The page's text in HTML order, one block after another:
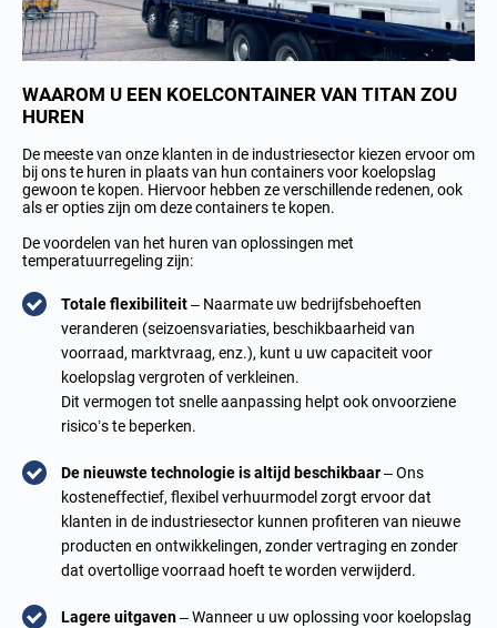
WAAROM U EEN KOELCONTAINER VAN TITAN ZOU
HUREN
De meeste van onze klanten in de industriesector kiezen ervoor om
bij ons te huren in plaats van hun containers voor koelopslag
gewoon te kopen. Hiervoor hebben ze verschillende redenen, ook
als er opties zijn om deze containers te kopen.
De voordelen van het huren van oplossingen met
temperatuurregeling zijn:
Totale flexibiliteit– Naarmate uw bedrijfsbehoeften
veranderen (seizoensvariaties, beschikbaarheid van
voorraad, marktvraag, enz.), kunt u uw capaciteit voor
koelopslag vergroten of verkleinen.
Dit vermogen tot snelle aanpassing helpt ook onvoorziene
risico’s te beperken.
De nieuwste technologie is altijd beschikbaar– Ons
kosteneffectief, flexibel verhuurmodel zorgt ervoor dat
klanten in de industriesector kunnen profiteren van nieuwe
producten en ontwikkelingen, zonder vertraging en zonder
dat overtollige voorraad hoeft te worden verwijderd.
Lagere uitgaven– Wanneer u uw oplossing voor koelopslag